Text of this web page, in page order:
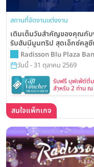
สถานที่จัดงานแต่งงาน
เติมเต็มวันสำคัญของคุณกับ
รับฮันนีมูนทริป สุดเอ็กซ์คลู
บาท ที่ Radisson Blu
Radisson Blu Plaza
วันนี้ - 31 ตุลาคม 2569
รับฟรี บุฟเฟ่ต์ติ่
สำหรับ 2 ท่าน
แต่งงาน
สนใจแพ็กเกจ